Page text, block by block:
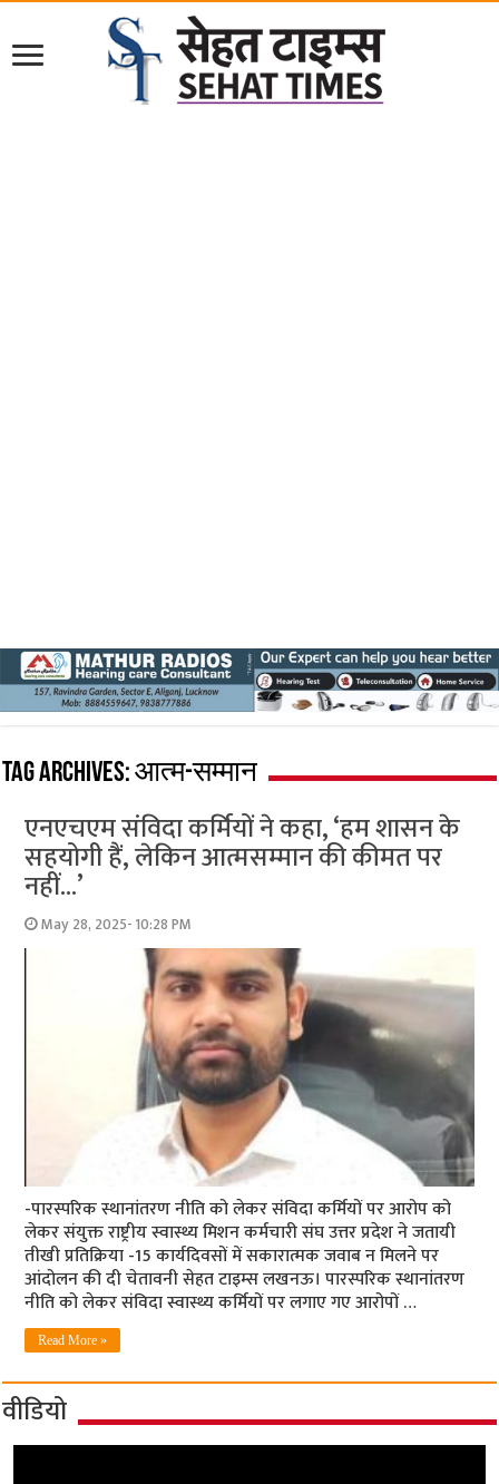
Tag Archives:आत्म-सम्मान
एनएचएम संविदा कर्मियों ने कहा, ‘हम शासन के
सहयोगी हैं, लेकिन आत्मसम्मान की कीमत पर
नहीं…’
May 28, 2025- 10:28 PM
-पारस्परिक स्थानांतरण नीति को लेकर ​संविदा कर्मियों पर आरोप को
लेकर संयुक्त राष्ट्रीय स्वास्थ्य मिशन कर्मचारी संघ उत्तर प्रदेश ने जतायी
तीखी प्रतिक्रिया -15 कार्यदिवसों में सकारात्मक जवाब न मिलने पर
आंदोलन की दी चेतावनी सेहत टाइम्स लखनऊ। पारस्परिक स्थानांतरण
नीति को लेकर संविदा स्वास्थ्य कर्मियों पर लगाए गए आरोपों …
Read More »
वीडियो